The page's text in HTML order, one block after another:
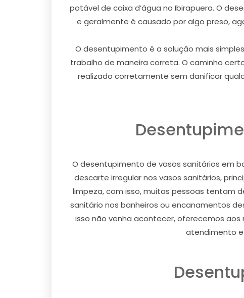
potável de caixa d’água no Ibirapuera. O
e geralmente é causado por algo preso,
O desentupimento é a solução mais
trabalho de maneira correta. O caminho
realizado corretamente sem danificar
O desentupimento de vasos sanitários em
descarte irregular nos vasos sanitários,
limpeza, com isso, muitas pessoas tentam
sanitário nos banheiros ou encanamentos
isso não venha acontecer, oferecemos
atendimento